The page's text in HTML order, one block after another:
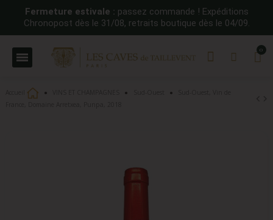
Fermeture estivale : passez commande ! Expéditions
Chronopost dès le 31/08, retraits boutique dès le 04/09.